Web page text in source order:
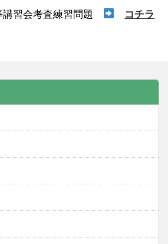
講習会考査練習問題 コチラ